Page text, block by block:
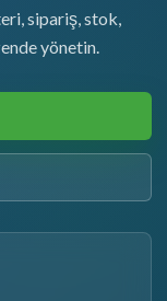
sipariş, stok,
yönetin.